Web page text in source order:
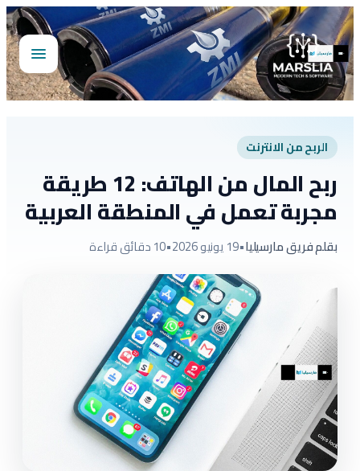
تخطى
إلى
المحتوى فتح
الربح من الانترنت
ربح المال من الهاتف: 12 طريقة
مجربة تعمل في المنطقة العربية
بقلم فريق مارسيليا•19 يونيو 2026 •10 دقائق قراءة